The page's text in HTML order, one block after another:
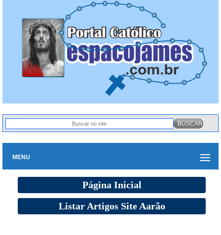
MENU
Página Inicial
Listar Artigos Site Aarão